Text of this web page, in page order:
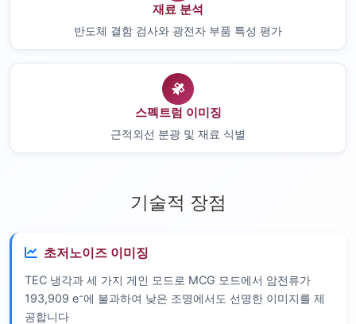
재료 분석
반도체 결함 검사와 광전자 부품 특성 평가
스펙트럼 이미징
근적외선 분광 및 재료 식별
기술적 장점
초저노이즈 이미징
TEC 냉각과 세 가지 게인 모드로 MCG 모드에서 암전류가
193,909 e⁻에 불과하여 낮은 조명에서도 선명한 이미지를 제
공합니다